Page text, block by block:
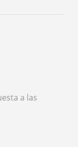
a las